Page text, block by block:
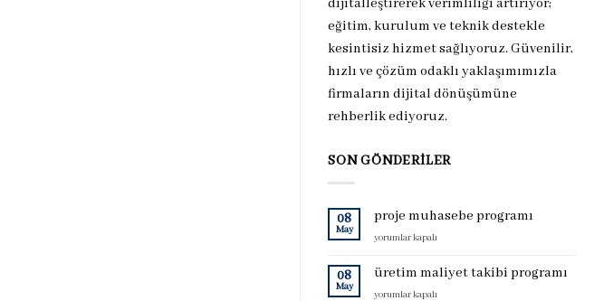
dijitalleştirerek verimliliği artırıyor;
eğitim, kurulum ve teknik destekle
kesintisiz hizmet sağlıyoruz. Güvenilir,
hızlı ve çözüm odaklı yaklaşımımızla
firmaların dijital dönüşümüne
rehberlik ediyoruz.
SON GÖNDERILER
08
May
proje muhasebe programı
proje
programı
yorumlar kapalı
08
May
üretim maliyet takibi programı
üretim
yorumlar kapalı